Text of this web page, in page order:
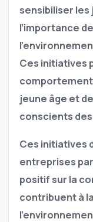
sensibiliser
l’importance
Ces initiatives
jeune âge et
conscients
Ces initiatives
entreprises
positif sur la
contribuent à